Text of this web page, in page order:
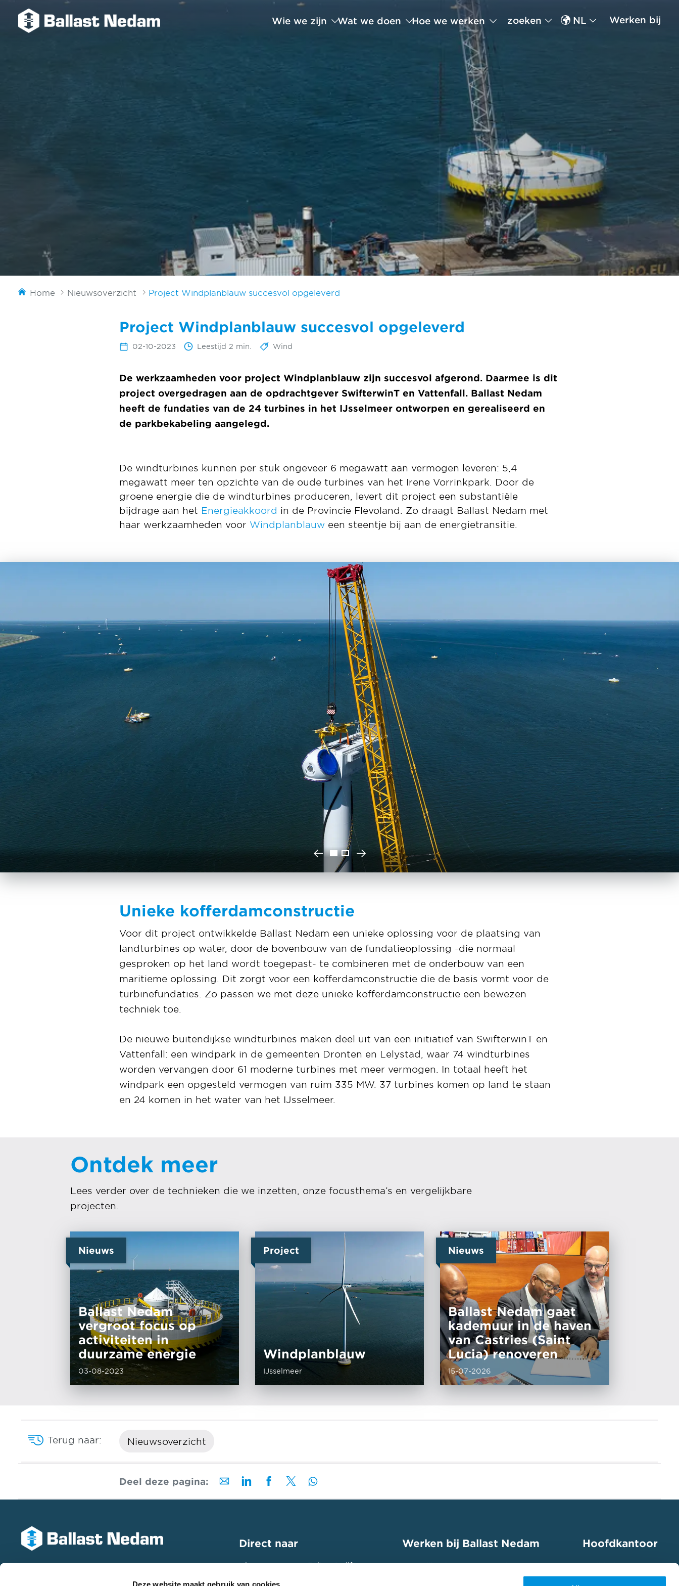
Deze website maakt gebruik van cookies
Werken bij
NL
zoeken
Wie we zijn Wat we doen Hoe we werken
Home Nieuwsoverzicht Project Windplanblauw succesvol opgeleverd
Project Windplanblauw succesvol opgeleverd
02-10-2023 Leestijd 2 min. Wind
De werkzaamheden voor project Windplanblauw zijn succesvol afgerond. Daarmee is dit
project overgedragen aan de opdrachtgever SwifterwinT en Vattenfall. Ballast Nedam
heeft de fundaties van de 24 turbines in het IJsselmeer ontworpen en gerealiseerd en
de parkbekabeling aangelegd.
De windturbines kunnen per stuk ongeveer 6 megawatt aan vermogen leveren: 5,4
megawatt meer ten opzichte van de oude turbines van het Irene Vorrinkpark. Door de
groene energie die de windturbines produceren, levert dit project een substantiële
bijdrage aan het Energieakkoord in de Provincie Flevoland. Zo draagt Ballast Nedam met
haar werkzaamheden voor Windplanblauw een steentje bij aan de energietransitie.
Unieke kofferdamconstructie
Voor dit project ontwikkelde Ballast Nedam een unieke oplossing voor de plaatsing van
landturbines op water, door de bovenbouw van de fundatieoplossing -die normaal
gesproken op het land wordt toegepast- te combineren met de onderbouw van een
maritieme oplossing. Dit zorgt voor een kofferdamconstructie die de basis vormt voor de
turbinefundaties. Zo passen we met deze unieke kofferdamconstructie een bewezen
techniek toe.
De nieuwe buitendijkse windturbines maken deel uit van een initiatief van SwifterwinT en
Vattenfall: een windpark in de gemeenten Dronten en Lelystad, waar 74 windturbines
worden vervangen door 61 moderne turbines met meer vermogen. In totaal heeft het
windpark een opgesteld vermogen van ruim 335 MW. 37 turbines komen op land te staan
en 24 komen in het water van het IJsselmeer.
Ontdek meer
Lees verder over de technieken die we inzetten, onze focusthema’s en vergelijkbare
projecten.
Nieuws
Ballast Nedam
vergroot focus op
activiteiten in
duurzame energie
03-08-2023
Project
Windplanblauw
IJsselmeer
Nieuws
Ballast Nedam gaat
kademuur in de haven
van Castries (Saint
Lucia) renoveren
15-07-2026
Terug naar: Nieuwsoverzicht
Deel deze pagina:
Direct naar
Nieuws
Feiten & cijfers
Werken bij Ballast Nedam
Bouw jij ook mee aan een duurzame
toekomst? Stap in jouw speelveld en
Hoofdkantoor
Euclideslaan 201
3584 BS Utrecht